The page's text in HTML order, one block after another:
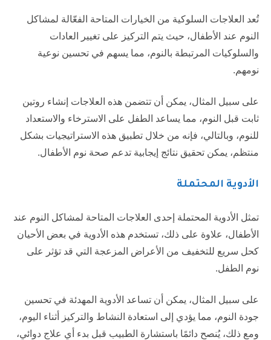
تُعد العلاجات السلوكية من الخيارات المتاحة الفعّالة لمشاكل
النوم عند الأطفال، حيث يتم التركيز على تغيير العادات
والسلوكيات المرتبطة بالنوم، مما يسهم في تحسين نوعية
نومهم.
على سبيل المثال، يمكن أن تتضمن هذه العلاجات إنشاء روتين
ثابت قبل النوم، مما يساعد الطفل على الاسترخاء والاستعداد
للنوم، وبالتالي، فإنه من خلال تطبيق هذه الاستراتيجيات بشكل
منتظم، يمكن تحقيق نتائج إيجابية تدعم صحة نوم الأطفال.
الأدوية المحتملة
تمثل الأدوية المحتملة إحدى العلاجات المتاحة لمشاكل النوم عند
الأطفال، علاوة على ذلك، تستخدم هذه الأدوية في بعض الأحيان
كحل سريع للتخفيف من الأعراض المزعجة التي قد تؤثر على
نوم الطفل.
على سبيل المثال، يمكن أن تساعد الأدوية المهدئة في تحسين
جودة النوم، مما يؤدي إلى استعادة النشاط والتركيز أثناء اليوم،
ومع ذلك، يُنصح دائمًا باستشارة الطبيب قبل بدء أي علاج دوائي،